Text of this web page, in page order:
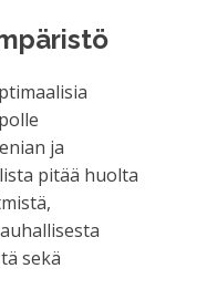
ja
pitää huolta
sekä